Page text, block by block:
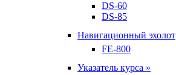
DS-60
DS-85
Навигационный эхолот
FE-800
Указатель курса »